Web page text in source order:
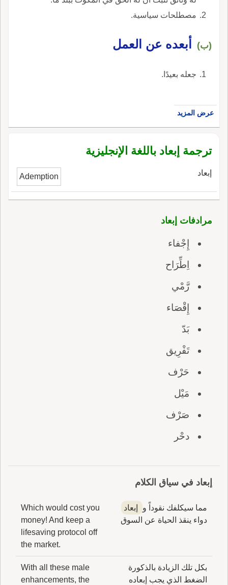
تجعله غاية نقيضاً لقبل؛ وف حديث زيد بن أَرقم: أَن
بعدُ؛ تقدير الكلام: أَما بعدُ حمد الله فكذا وكذا.
قضاء حاجته؛ معناه إِمعانه في ذهابه إِل الخلاء.
مصطلحات سياسية.
(ب) أبعده عن العمل
جعله بعيدًا.
عرض المزيد
ترجمة إبعاد باللغة الإنجليزية
إبعاد Ademption
مرادفات إبعاد
إِجْفاء
اِطِّرَاح
رَّمْي
إِقْصَاء
بَدّ
تَفْرِيق
حَرْف
مَيْل
صَرْف
دحْر
إبعاد في سياق الكلام
مما سيكلفك نقوداً و
إبعاد
دواء ينقذ الحياة عن السوق
Which would cost you
money! And keep a
lifesaving protocol off
the market.
بكل تلك الزيادة بالذكورة
الضغط الذي يجب إبعاده
With all these male
enhancements, the